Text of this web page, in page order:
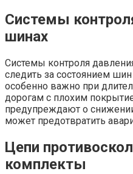
Системы
шинах
Системы контроля
следить за состоянием
особенно важно при
дорогам с плохим
предупреждают о
может предотвратить
Цепи
комплекты